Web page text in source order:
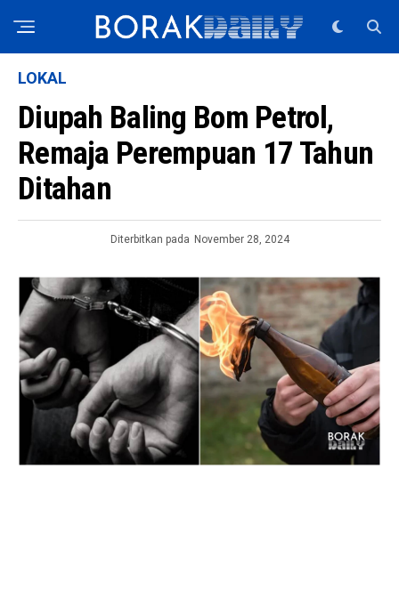
LOKAL
Diupah Baling Bom Petrol,
Remaja Perempuan 17 Tahun
Ditahan
Diterbitkan pada November 28, 2024